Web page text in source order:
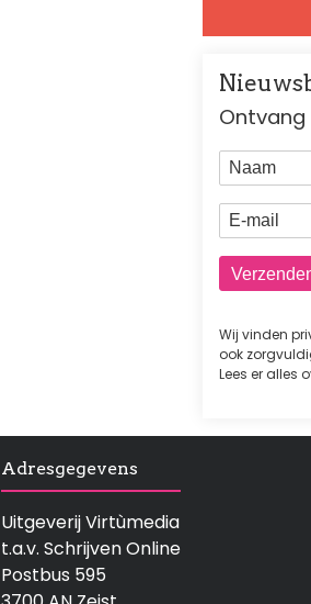
Naam
E-mail
Wij vinden
ook
Lees er alles
Adresgegevens
Uitgeverij Virtùmedia
t.a.v. Schrijven Online
Postbus 595